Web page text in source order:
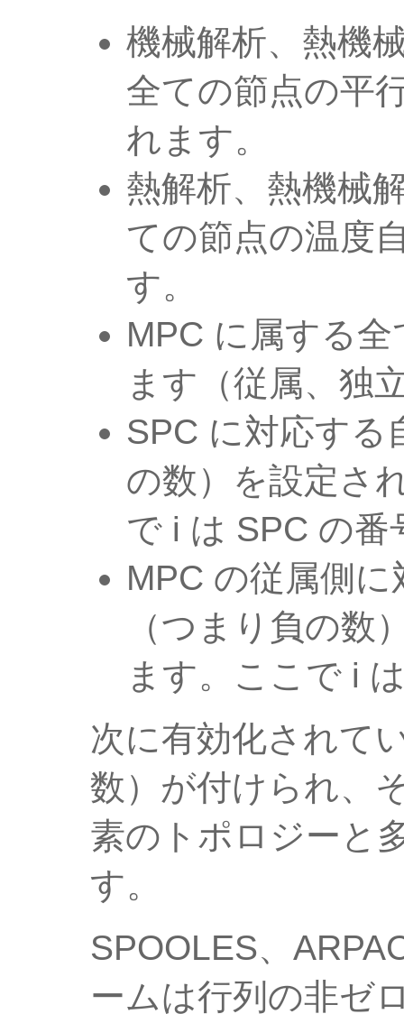
機械解析、熱機
全ての節点の平
れます。
熱解析、熱機械
ての節点の温度
す。
MPC に属する
ます（従属、独
SPC に対応する
の数）を設定さ
で i は SPC の番
MPC の従属側
（つまり負の数
ます。ここで i
次に有効化されて
数）が付けられ、
素のトポロジーと
す。
SPOOLES、
ームは行列の非ゼ